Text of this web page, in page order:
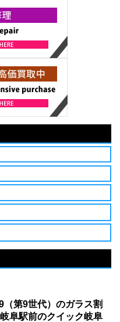
（第9世代）のガラス割
阜駅前のクイック岐阜